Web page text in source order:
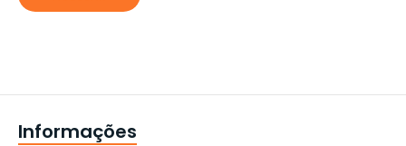
Informações